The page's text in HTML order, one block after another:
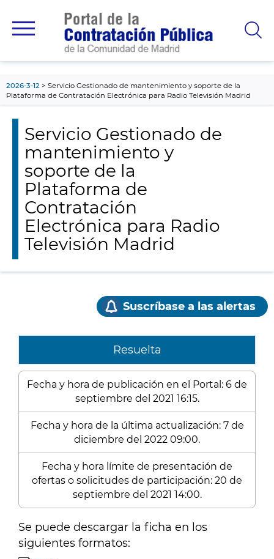
principal
2026-3-12
Servicio Gestionado de mantenimiento y soporte de la
Plataforma de Contratación Electrónica para Radio Televisión Madrid
Servicio Gestionado de
mantenimiento y
soporte de la
Plataforma de
Contratación
Electrónica para Radio
Televisión Madrid
Suscríbase a las alertas
Resuelta
Fecha y hora de publicación en el Portal: 6 de
septiembre del 2021 16:15.
Fecha y hora de la última actualización: 7 de
diciembre del 2022 09:00.
Fecha y hora límite de presentación de
ofertas o solicitudes de participación: 20 de
septiembre del 2021 14:00.
Se puede descargar la ficha en los
siguientes formatos: